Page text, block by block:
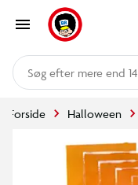
mere end
Forside Halloween